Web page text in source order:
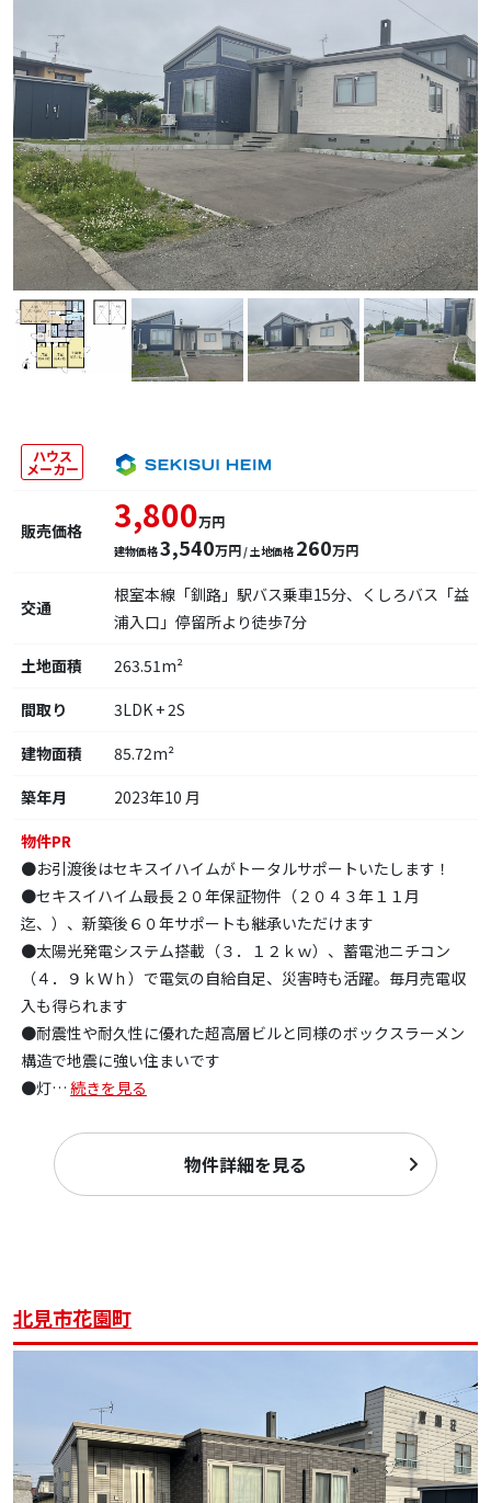
ハウス
メーカー
販売価格 3,800万円
建物価格3,540万円 / 土地価格 260万円
交通
根室本線「釧路」駅バス乗車15分、くしろバス「益
浦入口」停留所より徒歩7分
土地面積
263.51m²
間取り
3LDK + 2S
建物面積
85.72m²
築年月
2023年10 月
物件PR
●お引渡後はセキスイハイムがトータルサポートいたします！
●セキスイハイム最長２０年保証物件（２０４３年１１月
迄、）、新築後６０年サポートも継承いただけます
●太陽光発電システム搭載（３．１２ｋｗ）、蓄電池ニチコン
（４．９ｋＷｈ）で電気の自給自足、災害時も活躍。毎月売電収
入も得られます
●耐震性や耐久性に優れた超高層ビルと同様のボックスラーメン
構造で地震に強い住まいです
●灯… 続きを見る
物件詳細を見る
北見市花園町